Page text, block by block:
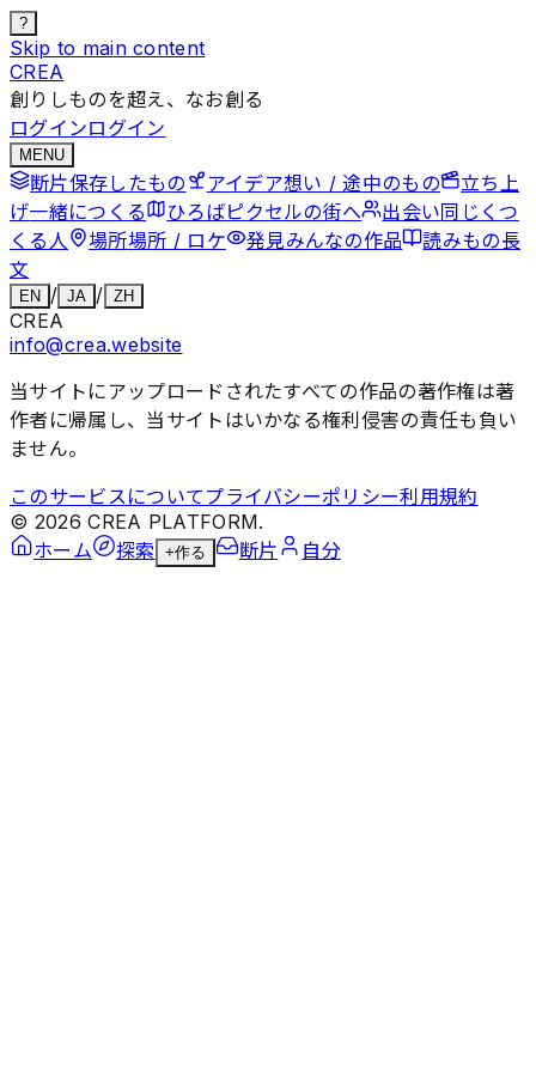
?
Skip to main content
CREA
創りしものを超え、なお創る
ログインログイン
MENU
断片保存したもの アイデア想い / 途中のもの
立ち上
げ一緒につくる ひろばピクセルの街へ 出会い同じくつ
くる人
場所場所 / ロケ 発見みんなの作品 読みもの長
文
EN / JA / ZH
CREA
info@crea.website
当サイトにアップロードされたすべての作品の著作権は著
作者に帰属し、当サイトはいかなる権利侵害の責任も負い
ません。
このサービスについて プライバシーポリシー利用規約
© 2026 CREA PLATFORM.
ホーム
探索 +作る 断片 自分